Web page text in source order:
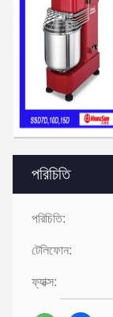
পরিচিতি
পরিচিতি:
টেলিফোন:
ফ্যাক্স: